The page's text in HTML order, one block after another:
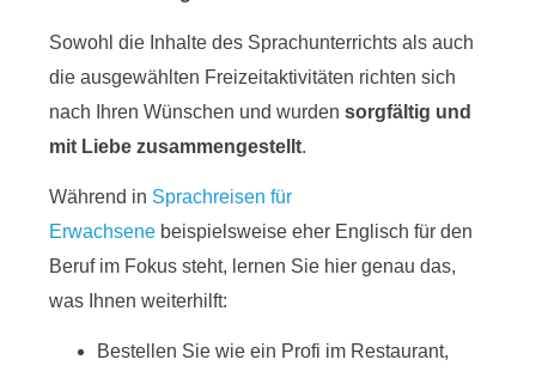
Sowohl die Inhalte des Sprachunterrichts als auch
die ausgewählten Freizeitaktivitäten richten sich
nach Ihren Wünschen und wurden sorgfältig und
mit Liebe zusammengestellt.
Während in Sprachreisen für
Erwachsene beispielsweise eher Englisch für den
Beruf im Fokus steht, lernen Sie hier genau das,
was Ihnen weiterhilft:
Bestellen Sie wie ein Profi im Restaurant,